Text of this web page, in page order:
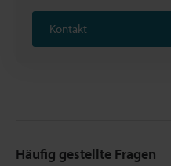
Kontakt
Häufig gestellte Fragen